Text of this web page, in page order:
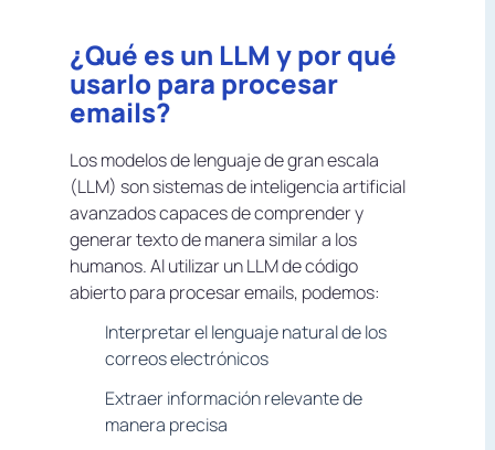
¿Qué es un LLM y por qué
usarlo para procesar
emails?
Los modelos de lenguaje de gran escala
(LLM) son sistemas de inteligencia artificial
avanzados capaces de comprender y
generar texto de manera similar a los
humanos. Al utilizar un LLM de código
abierto para procesar emails, podemos:
Interpretar el lenguaje natural de los
correos electrónicos
Extraer información relevante de
manera precisa